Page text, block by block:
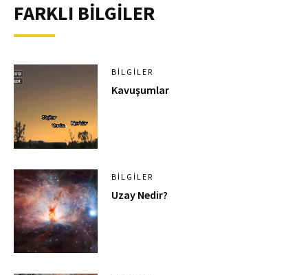
FARKLI BİLGİLER
BILGILER
Kavuşumlar
BILGILER
Uzay Nedir?